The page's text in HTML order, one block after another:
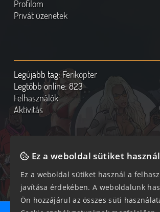
Profilom
Privát üzenetek
Legújabb tag:Ferikopter
Legtöbb online:823
Felhasználók
Aktivitás
Online felhasználók
350 vendég, 0 tag
Ez a weboldal sütiket
Ez a weboldal sütiket használ a
javítása érdekében. A weboldalunk
Ön hozzájárul az összes süti